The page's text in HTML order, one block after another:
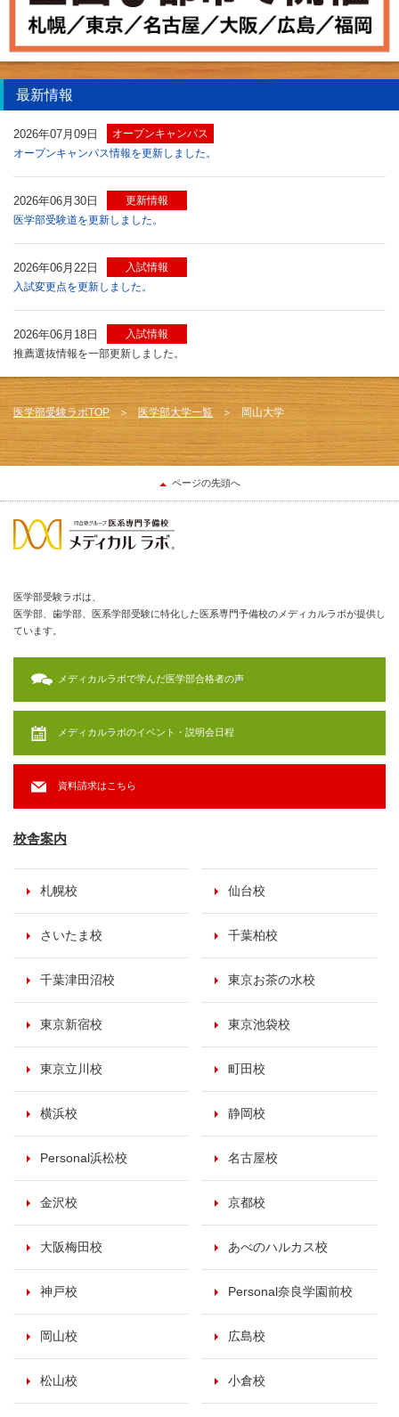
最新情報
2026年07月09日
オープンキャンパス
オープンキャンパス情報を更新しました。
2026年06月30日
更新情報
医学部受験道を更新しました。
2026年06月22日
入試情報
入試変更点を更新しました。
2026年06月18日
入試情報
推薦選抜情報を一部更新しました。
医学部受験ラボTOP 医学部大学一覧 岡山大学
ページの先頭へ
医学部受験ラボは、
医学部、歯学部、医系学部受験に特化した医系専門予備校のメディカルラボが提供し
ています。
メディカルラボで学んだ医学部合格者の声
メディカルラボのイベント・説明会日程
資料請求はこちら
校舎案内
札幌校 仙台校
さいたま校 千葉柏校
千葉津田沼校 東京お茶の水校
東京新宿校 東京池袋校
東京立川校 町田校
横浜校 静岡校
Personal浜松校 名古屋校
金沢校 京都校
大阪梅田校 あべのハルカス校
神戸校 Personal奈良学園前校
岡山校 広島校
松山校 小倉校